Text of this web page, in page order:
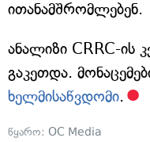
ითანამშრომლებენ.
ანალიზი CRRC-ის
გაკეთდა.
ხელმისაწვდომი.
წყარო: OC Media